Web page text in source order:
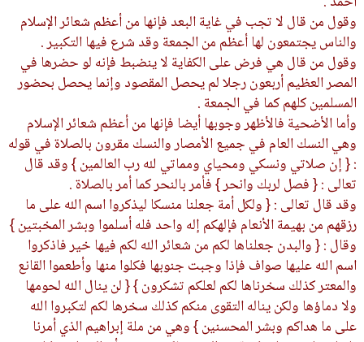
وقول من قال لا تجب في غاية البعد فإنها من أعظم شعائر الإسلام
والناس يجتمعون لها أعظم من الجمعة وقد شرع فيها التكبير .
وقول من قال هي فرض على الكفاية لا ينضبط فإنه لو حضرها في
المصر العظيم أربعون رجلا لم يحصل المقصود وإنما يحصل بحضور
المسلمين كلهم كما في الجمعة .
وأما الأضحية فالأظهر وجوبها أيضا فإنها من أعظم شعائر الإسلام
وهي النسك العام في جميع الأمصار والنسك مقرون بالصلاة في قوله
: { إن صلاتي ونسكي ومحياي ومماتي لله رب العالمين } وقد قال
تعالى : { فصل لربك وانحر } فأمر بالنحر كما أمر بالصلاة .
وقد قال تعالى : { ولكل أمة جعلنا منسكا ليذكروا اسم الله على ما
رزقهم من بهيمة الأنعام فإلهكم إله واحد فله أسلموا وبشر المخبتين }
وقال : { والبدن جعلناها لكم من شعائر الله لكم فيها خير فاذكروا
اسم الله عليها صواف فإذا وجبت جنوبها فكلوا منها وأطعموا القانع
والمعتر كذلك سخرناها لكم لعلكم تشكرون } { لن ينال الله لحومها
ولا دماؤها ولكن يناله التقوى منكم كذلك سخرها لكم لتكبروا الله
على ما هداكم وبشر المحسنين } وهي من ملة إبراهيم الذي أمرنا